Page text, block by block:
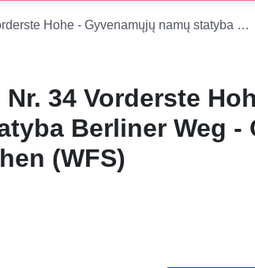
Miesto plėtros planas Nr. 34 Vorderste Hohe - Gyvenamųjų namų statyba Berliner Weg - City of Ludwigsfelde OT Siethen (WFS)
34 Vorderste
Berliner Weg -
(WFS)